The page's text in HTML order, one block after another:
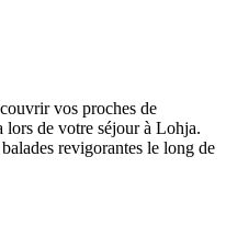
vos proches de
lors de votre séjour à Lohja.
revigorantes le long de